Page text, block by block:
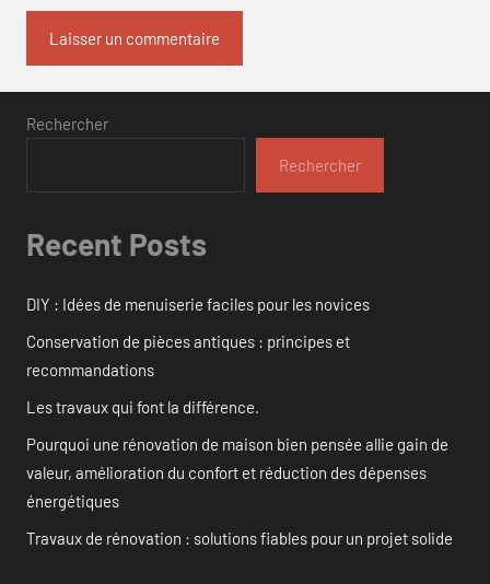
Rechercher
Rechercher
Recent Posts
DIY : Idées de menuiserie faciles pour les novices
Conservation de pièces antiques : principes et
recommandations
Les travaux qui font la différence.
Pourquoi une rénovation de maison bien pensée allie gain de
valeur, amélioration du confort et réduction des dépenses
énergétiques
Travaux de rénovation : solutions fiables pour un projet solide